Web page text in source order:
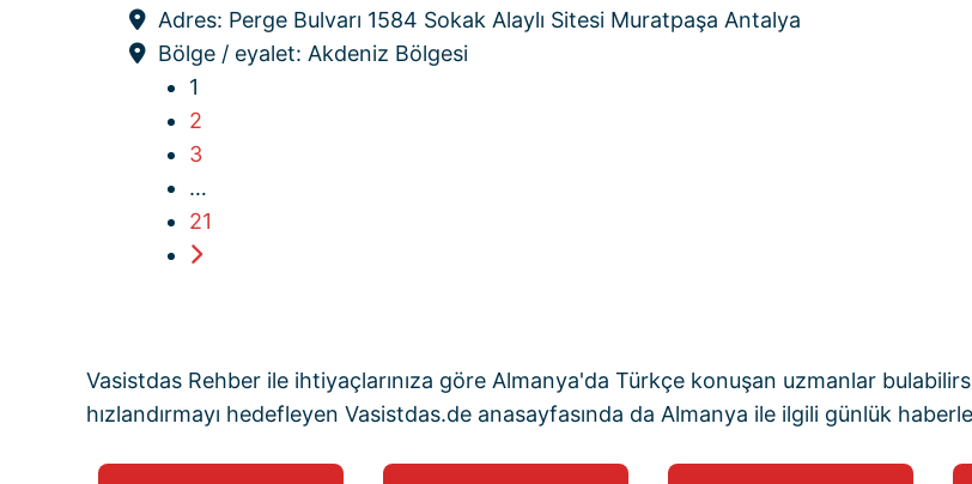
Adres: Perge Bulvarı 1584 Sokak Alaylı Sitesi Muratpaşa Antalya
Bölge / eyalet: Akdeniz Bölgesi
1
2
3
…
21
Older posts
Vasistdas Rehber ile ihtiyaçlarınıza göre Almanya'da Türkçe konuşan uzmanlar
hızlandırmayı hedefleyen Vasistdas.de anasayfasında da Almanya ile ilgili günlük